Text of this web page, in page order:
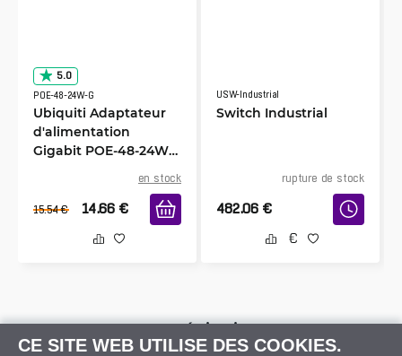
CE SITE WEB UTILISE DES COOKIES.
5.0
POE-48-24W-G
Ubiquiti Adaptateur
d'alimentation
Gigabit POE-48-24W-
en stock
15.54 € 14.66 €
USW-Industrial
Switch Industrial
rupture de stock
482.06 €
Caractéristiques